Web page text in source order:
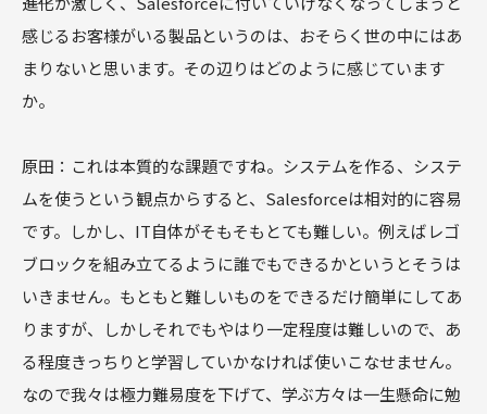
感じるお客様がいる製品というのは、おそらく世の中にはあ
まりないと思います。その辺りはどのように感じています
か。
原田：これは本質的な課題ですね。システムを作る、システ
ムを使うという観点からすると、Salesforceは相対的に容易
です。しかし、IT自体がそもそもとても難しい。例えばレゴ
ブロックを組み立てるように誰でもできるかというとそうは
いきません。もともと難しいものをできるだけ簡単にしてあ
りますが、しかしそれでもやはり一定程度は難しいので、あ
る程度きっちりと学習していかなければ使いこなせません。
なので我々は極力難易度を下げて、学ぶ方々は一生懸命に勉